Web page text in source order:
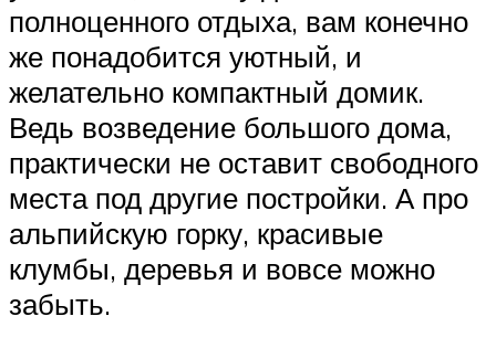
полноценного отдыха, вам конечно
же понадобится уютный, и
желательно компактный домик.
Ведь возведение большого дома,
практически не оставит свободного
места под другие постройки. А про
альпийскую горку, красивые
клумбы, деревья и вовсе можно
забыть.